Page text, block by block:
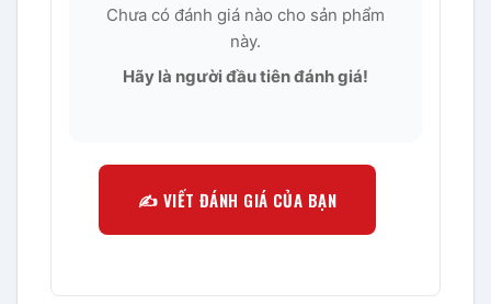
Chưa có đánh giá nào cho sản phẩm
này.
Hãy là người đầu tiên đánh giá!
✍️ VIẾT ĐÁNH GIÁ CỦA BẠN